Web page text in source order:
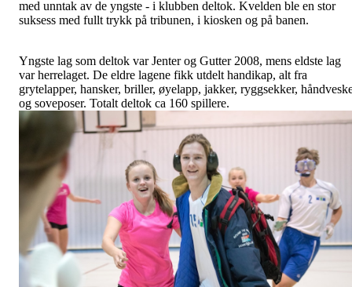
med unntak av de yngste - i klubben deltok. Kvelden ble en stor
suksess med fullt trykk på tribunen, i kiosken og på banen.
Yngste lag som deltok var Jenter og Gutter 2008, mens eldste lag
var herrelaget. De eldre lagene fikk utdelt handikap, alt fra
grytelapper, hansker, briller, øyelapp, jakker, ryggsekker,
og soveposer. Totalt deltok ca 160 spillere.